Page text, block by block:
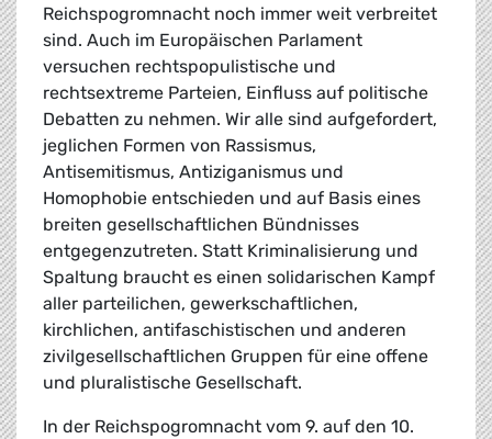
Reichspogromnacht noch immer weit verbreitet
sind. Auch im Europäischen Parlament
versuchen rechtspopulistische und
rechtsextreme Parteien, Einfluss auf politische
Debatten zu nehmen. Wir alle sind aufgefordert,
jeglichen Formen von Rassismus,
Antisemitismus, Antiziganismus und
Homophobie entschieden und auf Basis eines
breiten gesellschaftlichen Bündnisses
entgegenzutreten. Statt Kriminalisierung und
Spaltung braucht es einen solidarischen Kampf
aller parteilichen, gewerkschaftlichen,
kirchlichen, antifaschistischen und anderen
zivilgesellschaftlichen Gruppen für eine offene
und pluralistische Gesellschaft.
In der Reichspogromnacht vom 9. auf den 10.